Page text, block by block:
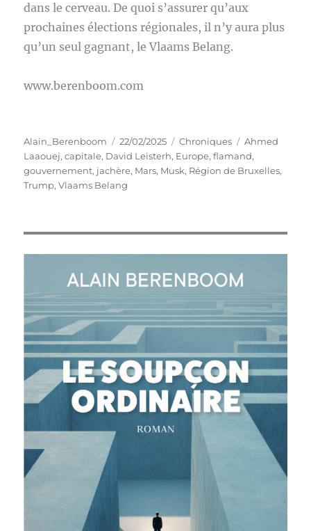
dans le cerveau. De quoi s’assurer qu’aux
prochaines élections régionales, il n’y aura plus
qu’un seul gagnant, le Vlaams Belang.
www.berenboom.com
Auteur
Alain_Berenboom
Publié
le
22/02/2025 Catégories
Chroniques Étiquettes
Ahmed
Laaouej,capitale, David Leisterh, Europe,flamand,
gouvernement, jachère, Mars, Musk, Région de Bruxelles,
Trump,Vlaams Belang